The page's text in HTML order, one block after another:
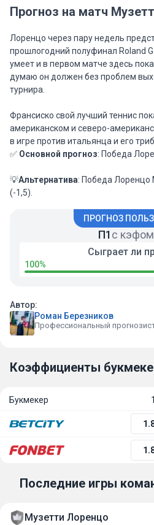
Прогноз на матч
Лоренцо через пару недель
прошлогодний полуфинал Roland
умеет и в первом матче здесь
думаю он должен без проблем
турнира.
Франсиско свой лучший теннис
американском и северо-
в игре против итальянца и его
✅ Основной прогноз: Победа
💡Альтернатива: Победа Лоренцо
(-1,5).
ПРОГНОЗ
П1с
100%
Сыграет ли
Автор:
Роман Березников
Профессиональный
Коэффициенты
Букмекер 1
Последние игры
Музетти Лоренцо